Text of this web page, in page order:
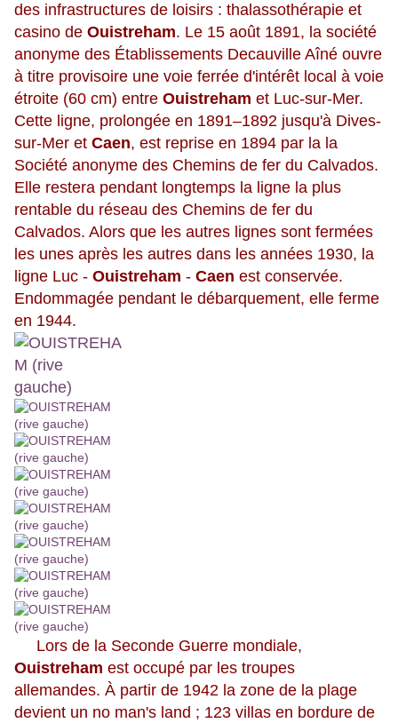
des infrastructures de loisirs : thalassothérapie et
casino de Ouistreham. Le 15 août 1891, la société
anonyme des Établissements Decauville Aîné ouvre
à titre provisoire une voie ferrée d'intérêt local à voie
étroite (60 cm) entre Ouistreham et Luc-sur-Mer.
Cette ligne, prolongée en 1891–1892 jusqu'à Dives-
sur-Mer et Caen, est reprise en 1894 par la la
Société anonyme des Chemins de fer du Calvados.
Elle restera pendant longtemps la ligne la plus
rentable du réseau des Chemins de fer du
Calvados. Alors que les autres lignes sont fermées
les unes après les autres dans les années 1930, la
ligne Luc - Ouistreham - Caen est conservée.
Endommagée pendant le débarquement, elle ferme
en 1944.
Lors de la Seconde Guerre mondiale,
Ouistreham est occupé par les troupes
allemandes. À partir de 1942 la zone de la plage
devient un no man's land ; 123 villas en bordure de